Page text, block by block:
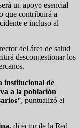
un apoyo esencial
que contribuirá a
e incluso al
del área de salud
descongestionar los
institucional de
a la población
puntualizó el
director de la Red